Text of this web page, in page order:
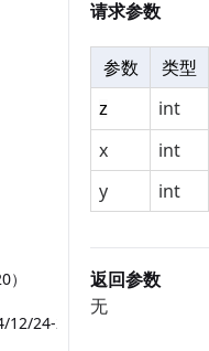
12/24-2025/1/3）
请求参数
参数 类型
z
int
x
int
y
int
返回参数
无